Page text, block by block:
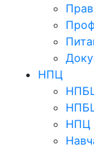
НПЦ
НПБЦ
НПЦ